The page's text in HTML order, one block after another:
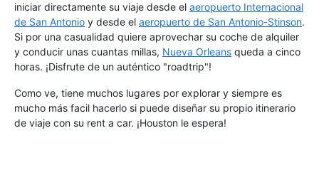
iniciar directamente su viaje desde el aeropuerto Internacional
de San Antonio y desde el aeropuerto de San Antonio-Stinson.
Si por una casualidad quiere aprovechar su coche de alquiler
y conducir unas cuantas millas, Nueva Orleans queda a cinco
horas. ¡Disfrute de un auténtico "roadtrip"!
Como ve, tiene muchos lugares por explorar y siempre es
mucho más facil hacerlo si puede diseñar su propio itinerario
de viaje con su rent a car. ¡Houston le espera!